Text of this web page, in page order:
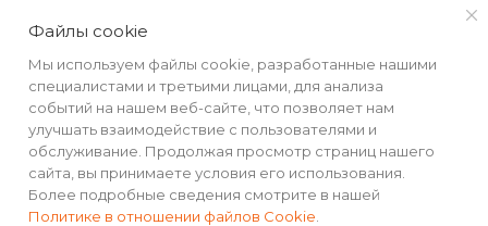
Файлы cookie
Мы используем файлы cookie, разработанные нашими
специалистами и третьими лицами, для анализа
событий на нашем веб-сайте, что позволяет нам
улучшать взаимодействие с пользователями и
обслуживание. Продолжая просмотр страниц нашего
сайта, вы принимаете условия его использования.
Более подробные сведения смотрите в нашей
Политике в отношении файлов Cookie